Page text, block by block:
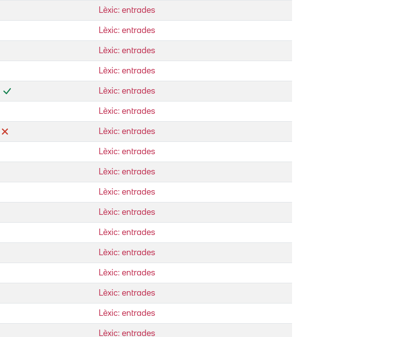
Lèxic: entrades
Lèxic: entrades
Lèxic: entrades
Lèxic: entrades
Lèxic: entrades
Lèxic: entrades
Lèxic: entrades
Lèxic: entrades
Lèxic: entrades
Lèxic: entrades
Lèxic: entrades
Lèxic: entrades
Lèxic: entrades
Lèxic: entrades
Lèxic: entrades
Lèxic: entrades
Lèxic: entrades